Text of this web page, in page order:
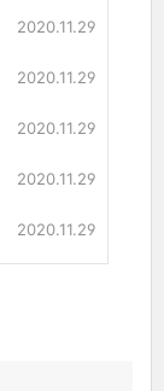
2020.11.29
2020.11.29
2020.11.29
2020.11.29
2020.11.29